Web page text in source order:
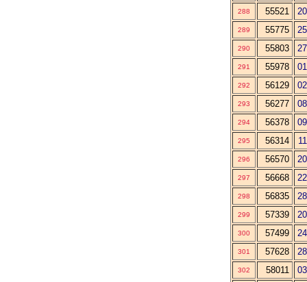
288 55521
289 55775
290 55803
291 55978
292 56129
293 56277
294 56378
295 56314
296 56570
297 56668
298 56835
299 57339
300 57499
301 57628
302 58011